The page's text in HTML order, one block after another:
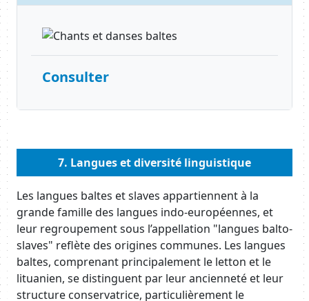
Consulter
7. Langues et diversité linguistique
Body
Les langues baltes et slaves appartiennent à la
grande famille des langues indo-européennes, et
leur regroupement sous l’appellation "langues balto-
slaves" reflète des origines communes. Les langues
baltes, comprenant principalement le letton et le
lituanien, se distinguent par leur ancienneté et leur
structure conservatrice, particulièrement le